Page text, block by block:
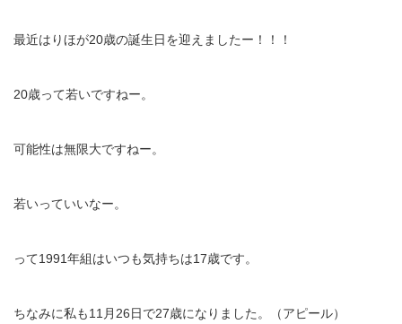
最近はりほが20歳の誕生日を迎えましたー！！！
20歳って若いですねー。
可能性は無限大ですねー。
若いっていいなー。
って1991年組はいつも気持ちは17歳です。
ちなみに私も11月26日で27歳になりました。（アピール）